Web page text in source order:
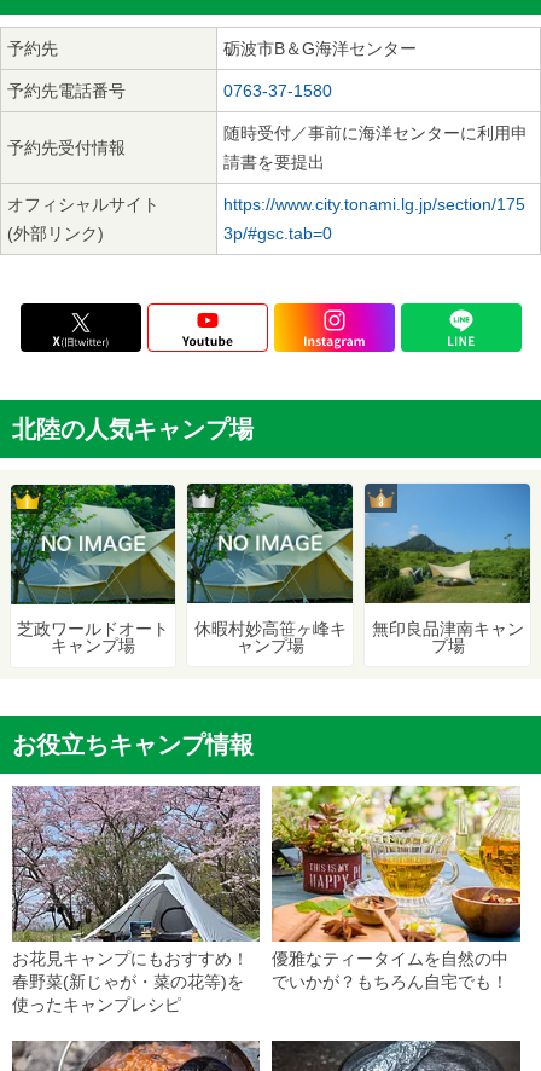
予約先 砺波市B＆G海洋センター
予約先電話番号 0763-37-1580
予約先受付情報
随時受付／事前に海洋センターに利用申
請書を要提出
オフィシャルサイト
(外部リンク)
https://www.city.tonami.lg.jp/section/175
3p/#gsc.tab=0
北陸の人気キャンプ場
1位
芝政ワールドオート
キャンプ場
2位
休暇村妙高笹ヶ峰キ
ャンプ場
3位
無印良品津南キャン
プ場
お役立ちキャンプ情報
お花見キャンプにもおすすめ！
春野菜(新じゃが・菜の花等)を
使ったキャンプレシピ
優雅なティータイムを自然の中
でいかが？もちろん自宅でも！